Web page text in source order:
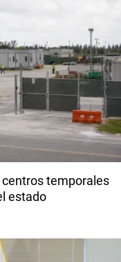
temporales
estado